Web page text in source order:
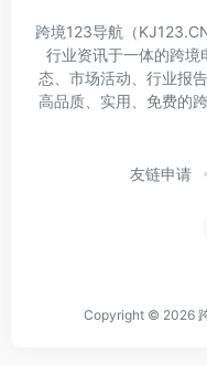
跨境123导航（
行业资讯于一体的跨境
态、市场活动、行业报
高品质、实用、免费的
友链申请
Copyright © 2026